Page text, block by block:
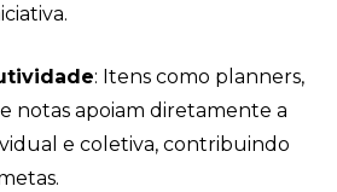
: Itens como planners,
notas apoiam diretamente a
e coletiva, contribuindo